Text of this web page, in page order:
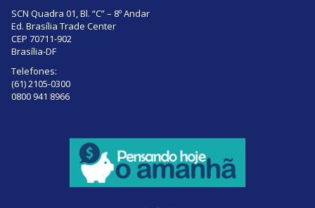
SCN Quadra 01, Bl. “C” – 8º Andar
Ed. Brasília Trade Center
CEP 70711-902
Brasília-DF
Telefones:
(61) 2105-0300
0800 941 8966